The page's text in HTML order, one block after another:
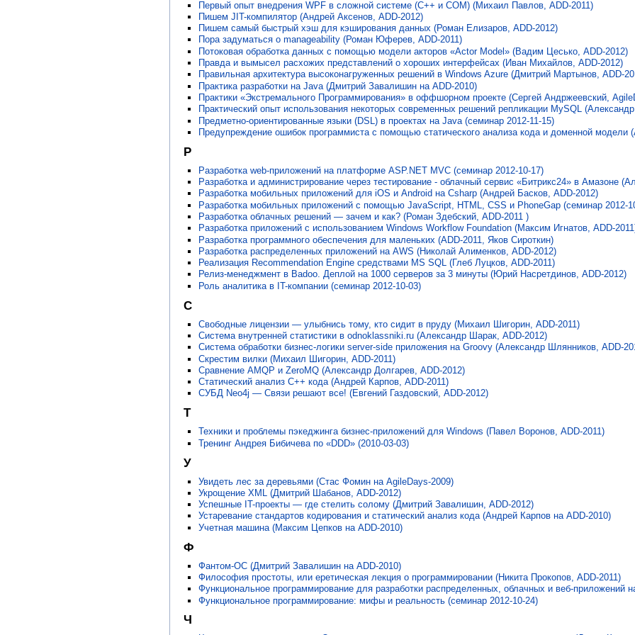
Первый опыт внедрения WPF в сложной системе (С++ и COM) (Михаил Павлов, ADD-2011)
Пишем JIT-компилятор (Андрей Аксенов, ADD-2012)
Пишем самый быстрый хэш для кэширования данных (Роман Елизаров, ADD-2012)
Пора задуматься о manageability (Роман Юферев, ADD-2011)
Потоковая обработка данных с помощью модели акторов «Actor Model» (Вадим Цесько, ADD-2012)
Правда и вымысел расхожих представлений о хороших интерфейсах (Иван Михайлов, ADD-2012)
Правильная архитектура высоконагруженных решений в Windows Azure (Дмитрий Мартынов, ADD-
Практика разработки на Java (Дмитрий Завалишин на ADD-2010)
Практики «Экстремального Программирования» в оффшорном проекте (Сергей Андржеевский,
Практический опыт использования некоторых современных решений репликации MySQL
Предметно-ориентированные языки (DSL) в проектах на Java (семинар 2012-11-15)
Предупреждение ошибок программиста с помощью статического анализа кода и доменной модели
Р
Разработка web-приложений на платформе ASP.NET MVC (семинар 2012-10-17)
Разработка и администрирование через тестирование - облачный сервис «Битрикс24» в Амазоне
Разработка мобильных приложений для iOS и Android на Csharp (Андрей Басков, ADD-2012)
Разработка мобильных приложений с помощью JavaScript, HTML, CSS и PhoneGap (семинар 2012-
Разработка облачных решений — зачем и как? (Роман Здебский, ADD-2011 )
Разработка приложений с использованием Windows Workflow Foundation (Максим Игнатов, ADD-
Разработка программного обеспечения для маленьких (ADD-2011, Яков Сироткин)
Разработка распределенных приложений на AWS (Николай Алименков, ADD-2012)
Реализация Recommendation Engine средствами MS SQL (Глеб Луцков, ADD-2011)
Релиз-менеджмент в Badoo. Деплой на 1000 серверов за 3 минуты (Юрий Насретдинов, ADD-2012)
Роль аналитика в IT-компании (семинар 2012-10-03)
С
Свободные лицензии — улыбнись тому, кто сидит в пруду (Михаил Шигорин, ADD-2011)
Система внутренней статистики в odnoklassniki.ru (Александр Шарак, ADD-2012)
Система обработки бизнес-логики server-side приложения на Groovy (Александр Шлянников, ADD-
Скрестим вилки (Михаил Шигорин, ADD-2011)
Сравнение AMQP и ZeroMQ (Александр Долгарев, ADD-2012)
Статический анализ C++ кода (Андрей Карпов, ADD-2011)
СУБД Neo4j — Cвязи решают все! (Евгений Газдовский, ADD-2012)
Т
Техники и проблемы пэкеджинга бизнес-приложений для Windows (Павел Воронов, ADD-2011)
Тренинг Андрея Бибичева по «DDD» (2010-03-03)
У
Увидеть лес за деревьями (Стас Фомин на AgileDays-2009)
Укрощение XML (Дмитрий Шабанов, ADD-2012)
Успешные IT-проекты — где стелить солому (Дмитрий Завалишин, ADD-2012)
Устаревание стандартов кодирования и статический анализ кода (Андрей Карпов на ADD-2010)
Учетная машина (Максим Цепков на ADD-2010)
Ф
Фантом-ОС (Дмитрий Завалишин на ADD-2010)
Философия простоты, или еретическая лекция о программировании (Никита Прокопов, ADD-2011)
Функциональное программирование для разработки распределенных, облачных и веб-приложений
Функциональное программирование: мифы и реальность (семинар 2012-10-24)
Ч